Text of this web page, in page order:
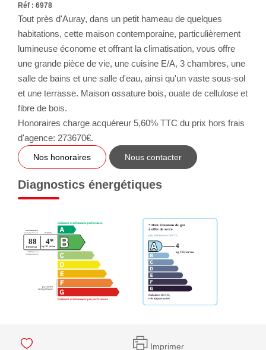
Réf : 6978
Tout près d'Auray, dans un petit hameau de quelques
habitations, cette maison contemporaine, particulièrement
lumineuse économe et offrant la climatisation, vous offre
une grande pièce de vie, une cuisine E/A, 3 chambres, une
salle de bains et une salle d'eau, ainsi qu'un vaste sous-sol
et une terrasse. Maison ossature bois, ouate de cellulose et
fibre de bois.
Honoraires charge acquéreur 5,60% TTC du prix hors frais
d'agence: 273670€.
Nos honoraires Nous contacter
Diagnostics énergétiques
Imprimer